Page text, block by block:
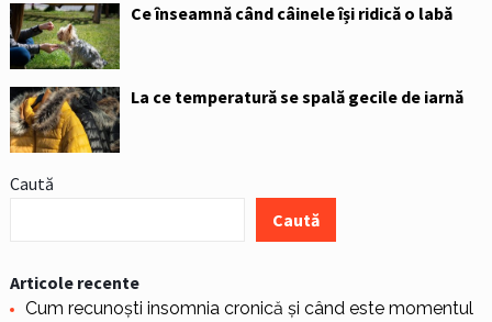
Ce înseamnă când câinele își ridică o labă
La ce temperatură se spală gecile de iarnă
Caută
Caută
Articole recente
Cum recunoști insomnia cronică și când este momentul